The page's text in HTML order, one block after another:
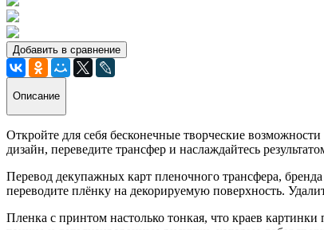
Добавить в сравнение
Описание
Откройте для себя бесконечные творческие
дизайн, переведите трансфер и наслаждайтесь
Перевод декупажных карт пленочного трансфера,
переводите плёнку на декорируемую поверхность.
Пленка с принтом настолько тонкая, что краев